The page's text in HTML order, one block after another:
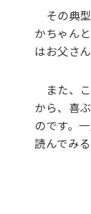
その典
かちゃん
はお父さ
また、
から、喜
のです。
読んでみ